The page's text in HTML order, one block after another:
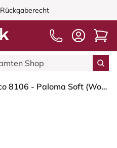
Rückgaberecht
HÅG Capisco 8106 - Paloma Soft (Wollsdorf) - Semi-Anilinleder - PL05429 Cognac - Silber - 265 mm (Sitzhöhe 53-79cm) - Weiche Rollen für harte Böden